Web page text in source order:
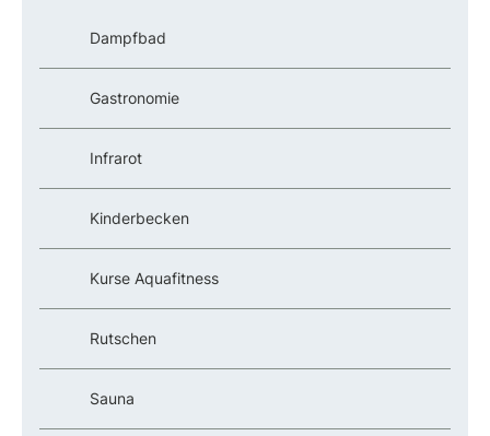
Dampfbad
Gastronomie
Infrarot
Kinderbecken
Kurse Aquafitness
Rutschen
Sauna